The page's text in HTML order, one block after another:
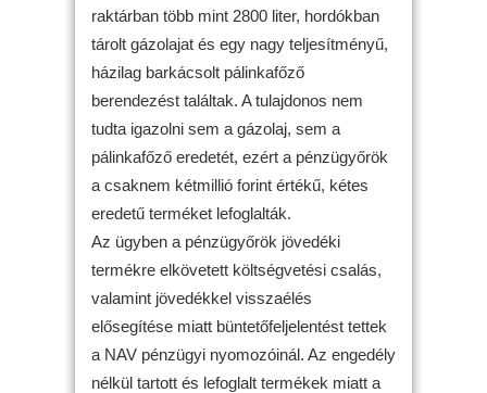
raktárban több mint 2800 liter, hordókban
tárolt gázolajat és egy nagy teljesítményű,
házilag barkácsolt pálinkafőző
berendezést találtak. A tulajdonos nem
tudta igazolni sem a gázolaj, sem a
pálinkafőző eredetét, ezért a pénzügyőrök
a csaknem kétmillió forint értékű, kétes
eredetű terméket lefoglalták.
Az ügyben a pénzügyőrök jövedéki
termékre elkövetett költségvetési csalás,
valamint jövedékkel visszaélés
elősegítése miatt büntetőfeljelentést tettek
a NAV pénzügyi nyomozóinál. Az engedély
nélkül tartott és lefoglalt termékek miatt a